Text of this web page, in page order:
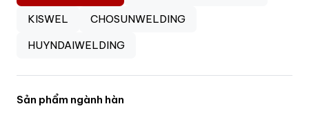
KISWEL
CHOSUNWELDING
HUYNDAIWELDING
Sản phẩm ngành hàn